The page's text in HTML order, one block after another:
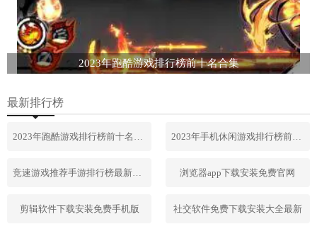
2023年跑酷游戏排行榜前十名合集
最新排行榜
2023年手机休闲游戏排行榜前十名
浏览器app下载安装免费官网
剪辑软件下载安装免费手机版 社交软件免费下载安装大全最新